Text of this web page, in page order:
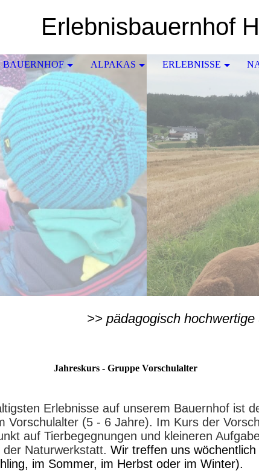
Erlebnisbauernhof
BAUERNHOF ALPAKAS ERLEBNISSE
>> pädagogisch
Jahreskurs - Gruppe Vorschulalter
Erlebnisse auf unserem Bauernhof ist
Vorschulalter (5 - 6 Jahre). Im Kurs der
auf Tierbegegnungen und kleineren
Naturwerkstatt. Wir treffen uns wöchentlich
im Sommer, im Herbst oder im Winter).